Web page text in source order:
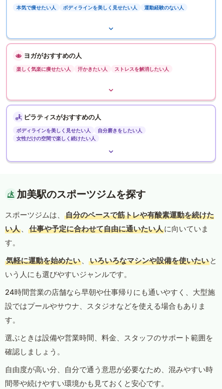
本気で痩せたい人 ボディラインを美しく見せたい人 運動経験のない人
ヨガがおすすめの人
楽しく気楽に痩せたい人 汗かきたい人 ストレスを解消したい人
ピラティスがおすすめの人
ボディラインを美しく見せたい人
自分磨きをしたい人
女性だけの空間で楽しく続けたい人
加美駅のスポーツジムを探す
スポーツジムは、
自分のペースで筋トレや有酸素運動を続けた
い人 、 仕事や予定に合わせて自由に通いたい人に向いていま
す。
気軽に運動を始めたい 、 いろいろなマシンや設備を使いたい と
いう人にも選びやすいジャンルです。
24時間営業の店舗なら早朝や仕事帰りにも通いやすく、大型施
設ではプールやサウナ、スタジオなどを使える場合もありま
す。
選ぶときは設備や営業時間、料金、スタッフのサポート範囲を
確認しましょう。
自由度が高い分、自分で通う意思が必要なため、混みやすい時
間帯や続けやすい環境かも見ておくと安心です。